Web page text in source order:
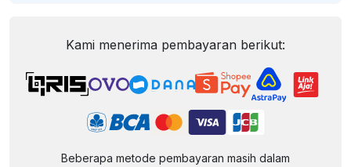
Kami menerima pembayaran berikut:
Beberapa metode pembayaran masih dalam